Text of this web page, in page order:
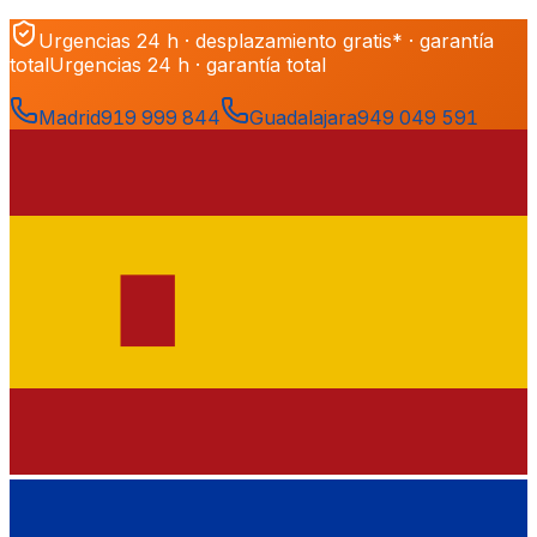
Urgencias 24 h · desplazamiento gratis* · garantía
totalUrgencias 24 h · garantía total
Madrid919 999 844 Guadalajara949 049 591